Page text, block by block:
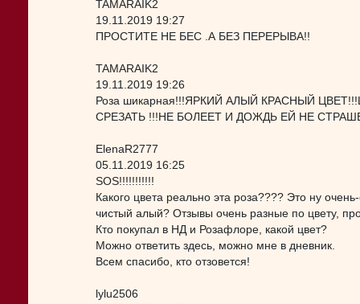
TAMARAIK2
19.11.2019 19:27
ПРОСТИТЕ НЕ БЕС .А БЕЗ ПЕРЕРЫВА!!
TAMARAIK2
19.11.2019 19:26
Роза шикарная!!!ЯРКИЙ АЛЫЙ КРАСНЫЙ
СРЕЗАТЬ !!!НЕ БОЛЕЕТ И ДОЖДЬ ЕЙ НЕ
ElenaR2777
05.11.2019 16:25
SOS!!!!!!!!!!!
Какого цвета реально эта роза???? Это ну
чистый алый? Отзывы очень разные по цвету,
Кто покупал в НД и Розафлоре, какой цвет?
Можно ответить здесь, можно мне в дневник.
Всем спасибо, кто отзовется!
lylu2506